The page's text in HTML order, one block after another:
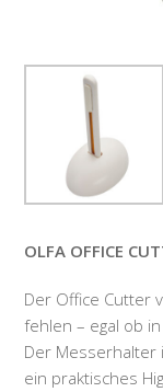
OLFA OFFICE
Der Office Cutter
fehlen – egal ob
Der
ein praktisches